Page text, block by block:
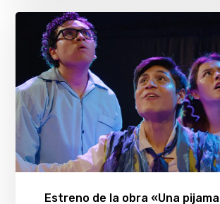
Estreno de la obra «Una